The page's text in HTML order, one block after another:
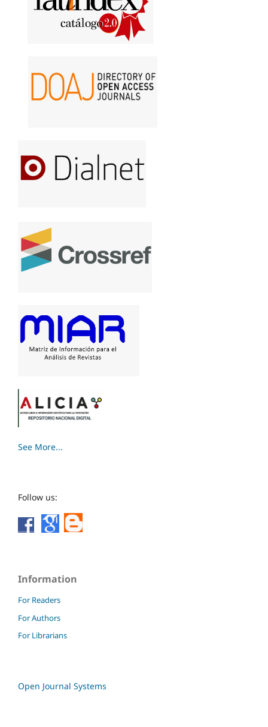
See More...
Follow us:
Information
For Readers
For Authors
For Librarians
Open Journal Systems